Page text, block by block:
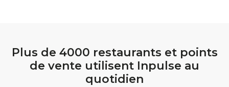
Plus de 4000 restaurants et points
de vente utilisent Inpulse au
quotidien